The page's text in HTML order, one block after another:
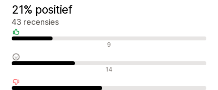
21% positief
43 recensies
Positieve recensies 9
Neutrale recensies 14